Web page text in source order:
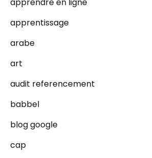
apprentissage
arabe
art
audit referencement
babbel
blog google
cap